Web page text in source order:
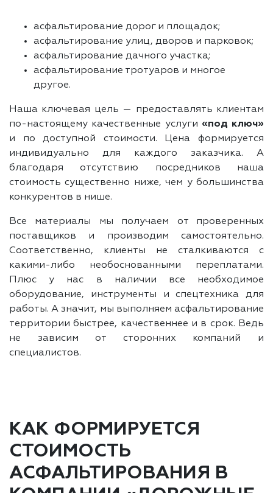
асфальтирование дорог и площадок;
асфальтирование улиц, дворов и парковок;
асфальтирование дачного участка;
асфальтирование тротуаров и многое
другое.
Наша ключевая цель — предоставлять клиентам
по-настоящему качественные услуги «под ключ»
и по доступной стоимости. Цена формируется
индивидуально для каждого заказчика. А
благодаря отсутствию посредников наша
стоимость существенно ниже, чем у большинства
конкурентов в нише.
Все материалы мы получаем от проверенных
поставщиков и производим самостоятельно.
Соответственно, клиенты не сталкиваются с
какими-либо необоснованными переплатами.
Плюс у нас в наличии все необходимое
оборудование, инструменты и спецтехника для
работы. А значит, мы выполняем асфальтирование
территории быстрее, качественнее и в срок. Ведь
не зависим от сторонних компаний и
специалистов.
КАК ФОРМИРУЕТСЯ
СТОИМОСТЬ
АСФАЛЬТИРОВАНИЯ В